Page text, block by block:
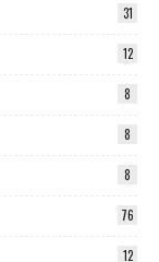
31
12
8
8
8
76
12